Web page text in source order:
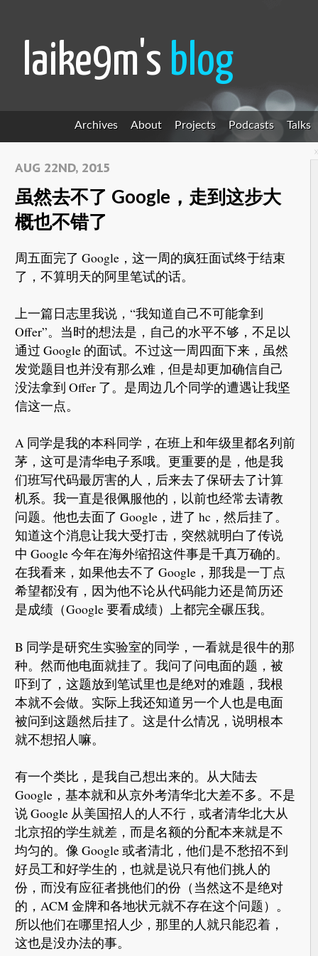
laike9m's blog
Archives About Projects Podcasts Talks
AUG 22ND, 2015
虽然去不了 Google，走到这步大
概也不错了
周五面完了 Google，这一周的疯狂面试终于结束
了，不算明天的阿里笔试的话。
上一篇日志里我说，“我知道自己不可能拿到
Offer”。当时的想法是，自己的水平不够，不足以
通过 Google 的面试。不过这一周四面下来，虽然
发觉题目也并没有那么难，但是却更加确信自己
没法拿到 Offer 了。是周边几个同学的遭遇让我坚
信这一点。
A 同学是我的本科同学，在班上和年级里都名列前
茅，这可是清华电子系哦。更重要的是，他是我
们班写代码最厉害的人，后来去了保研去了计算
机系。我一直是很佩服他的，以前也经常去请教
问题。他也去面了 Google，进了 hc，然后挂了。
知道这个消息让我大受打击，突然就明白了传说
中 Google 今年在海外缩招这件事是千真万确的。
在我看来，如果他去不了 Google，那我是一丁点
希望都没有，因为他不论从代码能力还是简历还
是成绩（Google 要看成绩）上都完全碾压我。
B 同学是研究生实验室的同学，一看就是很牛的那
种。然而他电面就挂了。我问了问电面的题，被
吓到了，这题放到笔试里也是绝对的难题，我根
本就不会做。实际上我还知道另一个人也是电面
被问到这题然后挂了。这是什么情况，说明根本
就不想招人嘛。
有一个类比，是我自己想出来的。从大陆去
Google，基本就和从京外考清华北大差不多。不是
说 Google 从美国招人的人不行，或者清华北大从
北京招的学生就差，而是名额的分配本来就是不
均匀的。像 Google 或者清北，他们是不愁招不到
好员工和好学生的，也就是说只有他们挑人的
份，而没有应征者挑他们的份（当然这不是绝对
的，ACM 金牌和各地状元就不存在这个问题）。
所以他们在哪里招人少，那里的人就只能忍着，
这也是没办法的事。